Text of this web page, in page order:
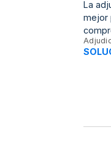
La
mejor